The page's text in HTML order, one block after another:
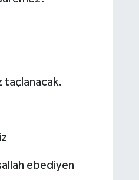
taçlanacak.
ebediyen